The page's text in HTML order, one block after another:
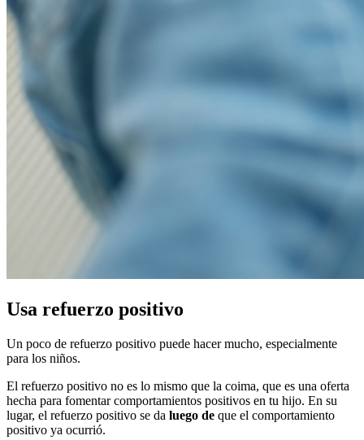
Usa refuerzo positivo
Un poco de refuerzo positivo puede hacer mucho, especialmente
para los niños.
El refuerzo positivo no es lo mismo que la coima, que es una oferta
hecha para fomentar comportamientos positivos en tu hijo. En su
lugar, el refuerzo positivo se da luego de que el comportamiento
positivo ya ocurrió.